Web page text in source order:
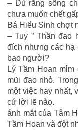
– Dù rằng sống
chưa muốn chết
Bá Hiểu Sinh chợt
– Tuy ” Thần đao
đích nhưng các
bao người?
Lý Tầm Hoan
mũi đao nhỏ.
một việc hay nhất,
cứ lời lẽ nào.
ánh mắt của Tâm
Tầm Hoan và đột